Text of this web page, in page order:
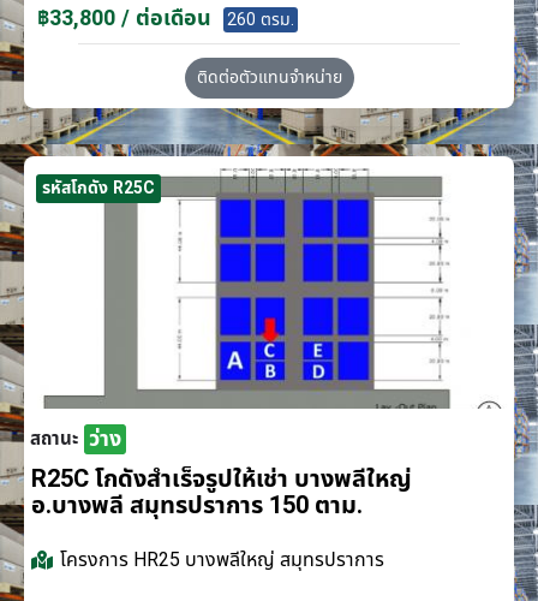
฿33,800 / ต่อเดือน 260 ตรม.
ติดต่อตัวแทนจำหน่าย
รหัสโกดัง R25C
สถานะ ว่าง
R25C โกดังสำเร็จรูปให้เช่า บางพลีใหญ่
อ.บางพลี สมุทรปราการ 150 ตาม.
โครงการ HR25 บางพลีใหญ่ สมุทรปราการ